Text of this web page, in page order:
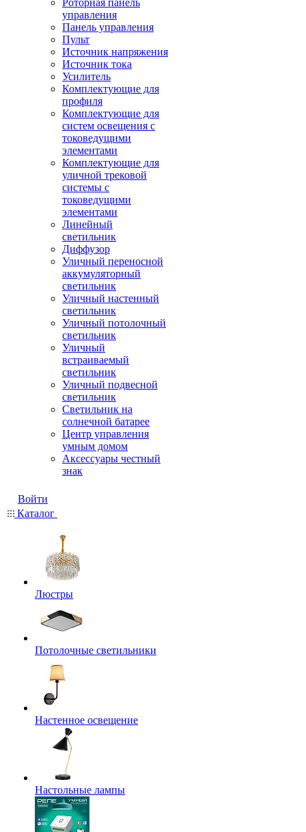
Роторная панель
управления
Панель управления
Пульт
Источник напряжения
Источник тока
Усилитель
Комплектующие для
профиля
Комплектующие для
систем освещения с
токоведущими
элементами
Комплектующие для
уличной трековой
системы с
токоведущими
элементами
Линейный
светильник
Диффузор
Уличный переносной
аккумуляторный
светильник
Уличный настенный
светильник
Уличный потолочный
светильник
Уличный
встраиваемый
светильник
Уличный подвесной
светильник
Светильник на
солнечной батарее
Центр управления
умным домом
Аксессуары честный
знак
Войти
Каталог
Люстры
Потолочные светильники
Настенное освещение
Настольные лампы